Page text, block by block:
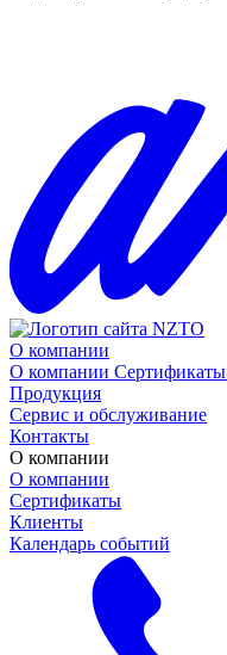
О компании
О компании Сертификаты
Продукция
Сервис и обслуживание
Контакты
О компании
О компании
Сертификаты
Клиенты
Календарь событий